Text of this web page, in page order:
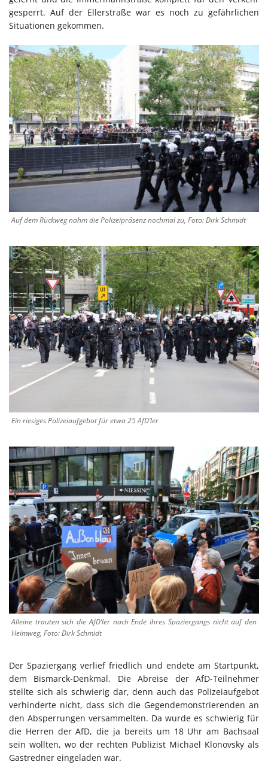
gesperrt. Auf der Ellerstraße war es noch zu gefährlichen
Situationen gekommen.
Auf dem Rückweg nahm die Polizeipräsenz nochmal zu, Foto: Dirk Schmidt
Ein riesiges Polizeiaufgebot für etwa 25 AfD’ler
Alleine trauten sich die AfD’ler nach Ende ihres Spaziergangs nicht auf den
Heimweg, Foto: Dirk Schmidt
Der Spaziergang verlief friedlich und endete am Startpunkt,
dem Bismarck-Denkmal. Die Abreise der AfD-Teilnehmer
stellte sich als schwierig dar, denn auch das Polizeiaufgebot
verhinderte nicht, dass sich die Gegendemonstrierenden an
den Absperrungen versammelten. Da wurde es schwierig für
die Herren der AfD, die ja bereits um 18 Uhr am Bachsaal
sein wollten, wo der rechten Publizist Michael Klonovsky als
Gastredner eingeladen war.